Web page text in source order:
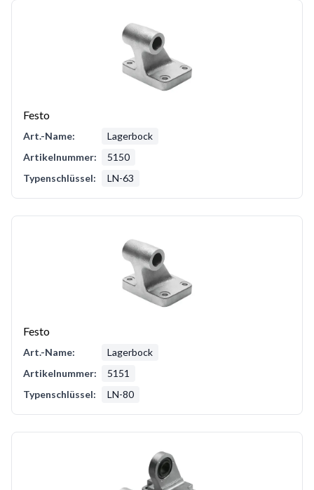
Festo
Art.-Name:
Lagerbock
Artikelnummer:
5150
Typenschlüssel:
LN-63
Festo
Art.-Name:
Lagerbock
Artikelnummer:
5151
Typenschlüssel:
LN-80